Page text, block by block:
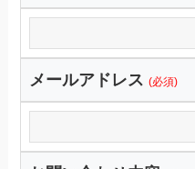
メールアドレス (必須)